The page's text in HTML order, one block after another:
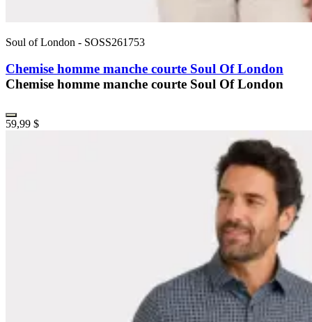
Soul of London - SOSS261753
Chemise homme manche courte Soul Of London
Chemise homme manche courte Soul Of London
59,99 $